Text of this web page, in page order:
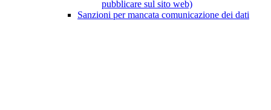
pubblicare sul sito web)
Sanzioni per mancata comunicazione dei dati